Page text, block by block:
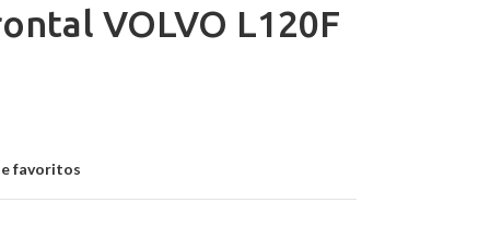
VOLVO L120F
favoritos